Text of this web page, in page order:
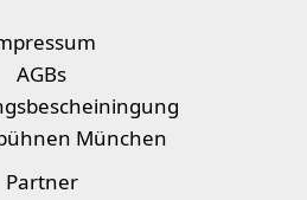
AGBs
München
Partner